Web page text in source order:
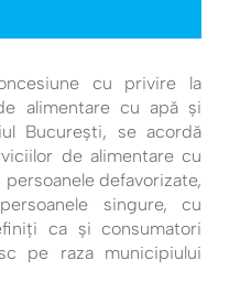
cu privire la
alimentare cu apă şi
Bucureşti, se acordă
de alimentare cu
defavorizate,
singure, cu
ca și consumatori
pe raza municipiului